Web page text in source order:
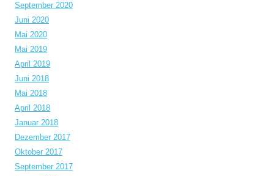
September 2020
Juni 2020
Mai 2020
Mai 2019
April 2019
Juni 2018
Mai 2018
April 2018
Januar 2018
Dezember 2017
Oktober 2017
September 2017